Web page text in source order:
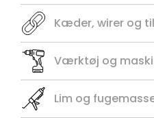
Kæder, wirer og
Værktøj og
Lim og